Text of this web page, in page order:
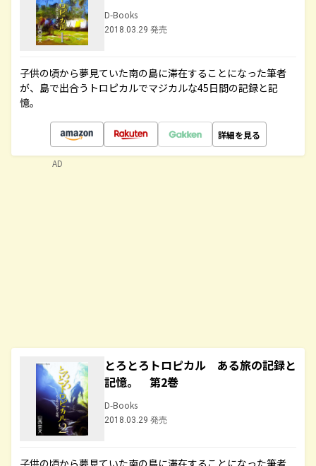
D-Books
2018.03.29 発売
子供の頃から夢見ていた南の島に滞在することになった筆者
が、島で出合うトロピカルでマジカルな45日間の記録と記
憶。
詳細を見る
とろとろトロピカル ある旅の記録と
記憶。 第2巻
D-Books
2018.03.29 発売
子供の頃から夢見ていた南の島に滞在することになった筆者
AD